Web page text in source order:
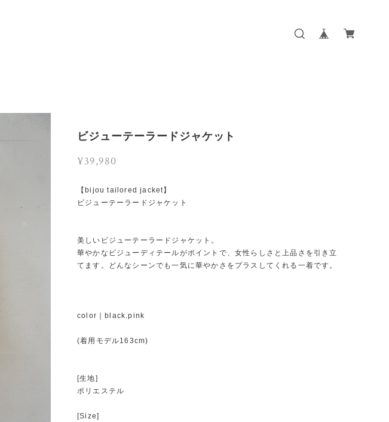
ビジューテーラードジャケット
¥39,980
【bijou tailored jacket】
ビジューテーラードジャケット
美しいビジューテーラードジャケット。
華やかなビジューディテールがポイントで、女性らしさと上品さを引き立
てます。どんなシーンでも一気に華やかさをプラスしてくれる一着です。
color｜black.pink
(着用モデル163cm)
[生地]
ポリエステル
[Size]